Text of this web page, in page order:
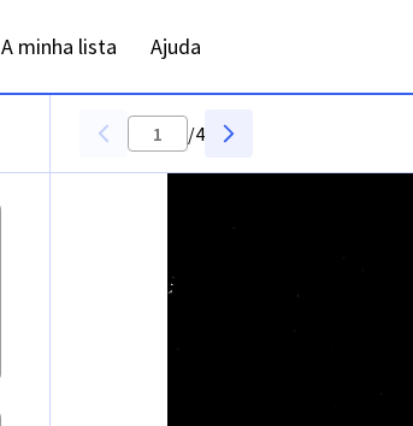
A minha lista Ajuda
/4